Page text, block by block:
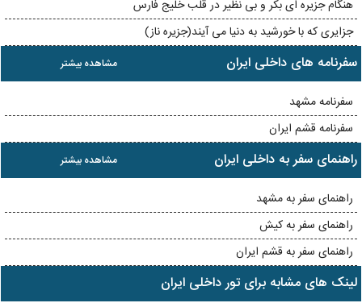
هنگام جزیره ای بکر و بی نظیر در قلب خلیج فارس
جزایری که با خورشید به دنیا می آیند(جزیره ناز)
مشاهده بیشتر سفرنامه های داخلی ایران
سفرنامه مشهد
سفرنامه قشم ایران
مشاهده بیشتر راهنمای سفر به داخلی ایران
راهنمای سفر به مشهد
راهنمای سفر به کیش
راهنمای سفر به قشم ایران
لینک های مشابه برای تور داخلی ایران